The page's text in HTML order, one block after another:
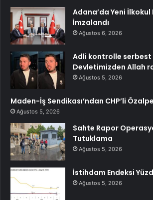
Adana’da Yeni
İmzalandı
Ağustos 6, 2026
Adli kontrolle serbest
Devletimizden Allah
Ağustos 5, 2026
Maden-İş Sendikası’ndan CHP’li
Ağustos 5, 2026
Sahte Rapor
Tutuklama
Ağustos 5, 2026
İstihdam Endeksi
Ağustos 5, 2026